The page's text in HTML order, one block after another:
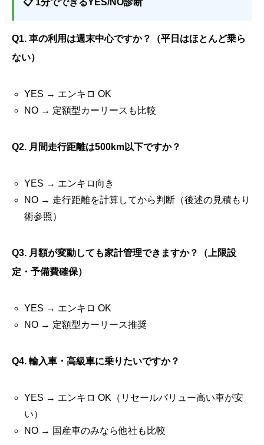
📋 1分でできるYES/NO診断
Q1. 車の利用は週末中心ですか？（平日はほとんど乗ら
ない）
YES → エンキロ OK
NO → 定額型カーリースも比較
Q2. 月間走行距離は500km以下ですか？
YES → エンキロ向き
NO → 走行距離を計算してから判断（後述の見積もり
術参照）
Q3. 月額が変動しても家計管理できますか？（上限設
定・予備費確保）
YES → エンキロ OK
NO → 定額型カーリース推奨
Q4. 輸入車・高級車に乗りたいですか？
YES → エンキロ OK（リセールバリュー高い車が安
い）
NO → 国産車のみなら他社も比較